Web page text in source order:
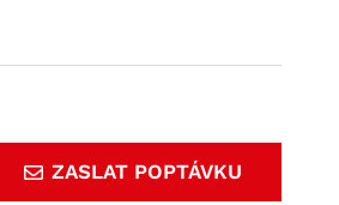
ZASLAT POPTÁVKU